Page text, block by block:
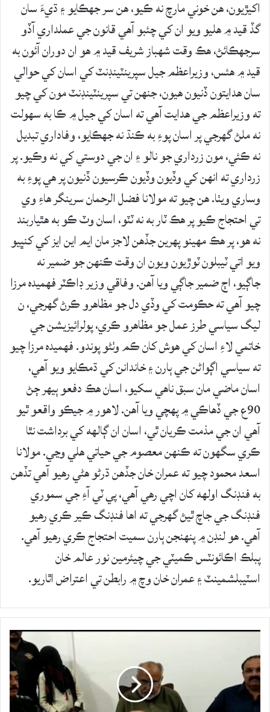
اکيڙيون، هن خوني مارچ نه ڪيو، هن سر جهڪايو ۽ ڌيءَ سان
گڏ قيد ۾ هليو ويو ان کي چئبو آهي قانون جي عملداري آڏو
سرجهڪائڻ، هڪ وقت شهباز شريف قيد ۾ هو ان دوران آئون به
قيد ۾ هئس، وزيراعظم جيل سپرينٽينڊنٽ کي اسان کي حوالي
سان هدايتون ڏنيون هيون، جنهن تي سپرينٽينڊنٽ مون کي چيو
ته وزيراعظم جي هدايت آهي ته اسان کي جيل ۾ ڪا به سهولت
نه ملڻ گهرجي پر اسان پوءِ به ڪنڌ نه جهڪايو، وفاداري تبديل
نه ڪئي، مون زرداري جو نالو ۽ ان جي دوستي کي نه وڪيو. پر
زرداري ته انهن کي وڏيون وڏيون ڪرسيون ڏنيون پر هي پوءِ به
وساري ويٺا. هن چيو ته مولانا فضل الرحمان سرينگر هاءِ وي
تي احتجاج ڪيو پر هڪ ٽار به نه ٽٽو، اسان وٽ ڪو به هٿياربند
نه هو، پر هڪ مهينو پهرين جڏهن لاجز مان ايم اين ايز کي کنڀيو
ويو اتي ٽيبلون ٽوڙيون ويون ان وقت ڪنهن جو ضمير نه
جاڳيو، اڄ ضمير جاڳي ويا آهن. وفاقي وزير ڊاڪٽر فهميده مرزا
چيو آهي ته حڪومت کي وڏي دل جو مظاهرو ڪرڻ گهرجي، ن
ليگ سياسي طرز عمل جو مظاهرو ڪري، پولرائيزيشن جي
خاتمي لاءِ اسان کي هوش کان ڪم وٺڻو پوندو. فهميده مرزا چيو
ته سياسي اڳواڻن جي ٻارن ۽ خاندانن کي ڌمڪايو ويو آهي،
اسان ماضي مان سبق ناهي سکيو، اسان هڪ دفعو ٻيهر ڄڻ
90ع جي ڏهاڪي ۾ پهچي ويا آهن. لاهور ۾ جيڪو واقعو ٿيو
آهي ان جي مذمت ڪريان ٿي، اسان ان ڳالهه کي برداشت نٿا
ڪري سگهون ته ڪنهن معصوم جي حياتي هلي وڃي. مولانا
اسعد محمود چيو ته عمران خان جڏهن ڌرڻو هڻي رهيو آهي تڏهن
به فنڊنگ اولهه کان اچي رهي آهي، پي ٽي آءِ جي سموري
فنڊنگ جي جاچ ٿيڻ گهرجي ته اها فنڊنگ ڪير ڪري رهيو
آهي. هو لنڊن ۾ پنهنجن ٻارن سميت احتجاج ڪري رهيو آهي.
پبلڪ اڪائونٽس ڪميٽي جي چيئرمين نور عالم خان
اسٽيبلشمينٽ ۽ عمران خان وچ ۾ رابطن تي اعتراض اٿاريو.